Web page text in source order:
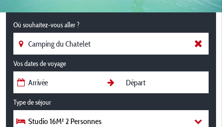
Où souhaitez-vous aller ?
Vos dates de voyage
Type de séjour
Studio 16M² 2 Personnes